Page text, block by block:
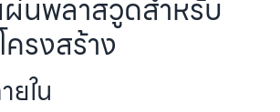
รงสร้าง
ยใน